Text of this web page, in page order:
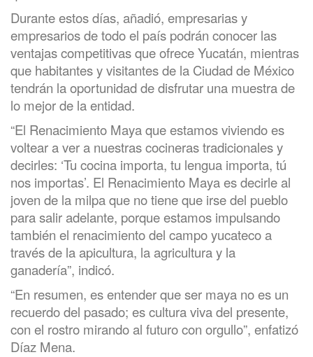
Durante estos días, añadió, empresarias y
empresarios de todo el país podrán conocer las
ventajas competitivas que ofrece Yucatán, mientras
que habitantes y visitantes de la Ciudad de México
tendrán la oportunidad de disfrutar una muestra de
lo mejor de la entidad.
“El Renacimiento Maya que estamos viviendo es
voltear a ver a nuestras cocineras tradicionales y
decirles: ‘Tu cocina importa, tu lengua importa, tú
nos importas’. El Renacimiento Maya es decirle al
joven de la milpa que no tiene que irse del pueblo
para salir adelante, porque estamos impulsando
también el renacimiento del campo yucateco a
través de la apicultura, la agricultura y la
ganadería”, indicó.
“En resumen, es entender que ser maya no es un
recuerdo del pasado; es cultura viva del presente,
con el rostro mirando al futuro con orgullo”, enfatizó
Díaz Mena.